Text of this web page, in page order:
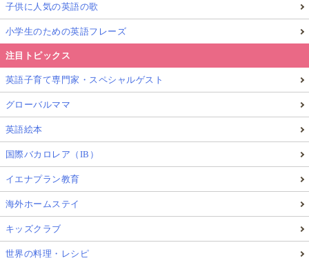
子供に人気の英語の歌
小学生のための英語フレーズ
注目トピックス
英語子育て専門家・スペシャルゲスト
グローバルママ
英語絵本
国際バカロレア（IB）
イエナプラン教育
海外ホームステイ
キッズクラブ
世界の料理・レシピ